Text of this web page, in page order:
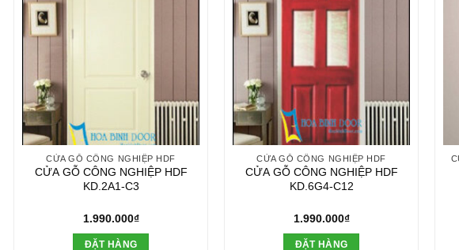
CỬA GỖ CÔNG NGHIỆP HDF
CỬA GỖ CÔNG NGHIỆP HDF
KD.2A1-C3
1.990.000₫
ĐẶT HÀNG
CỬA GỖ CÔNG NGHIỆP HDF
CỬA GỖ CÔNG NGHIỆP HDF
KD.6G4-C12
1.990.000₫
ĐẶT HÀNG